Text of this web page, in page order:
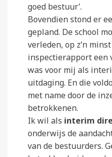
goed bestuur’.
Bovendien stond er
gepland. De school
verleden, op z’n
inspectierapport een
was voor mij als
uitdaging. En die
met name door de
betrokkenen.
Ik wil als interim
onderwijs de
van de bestuurders.